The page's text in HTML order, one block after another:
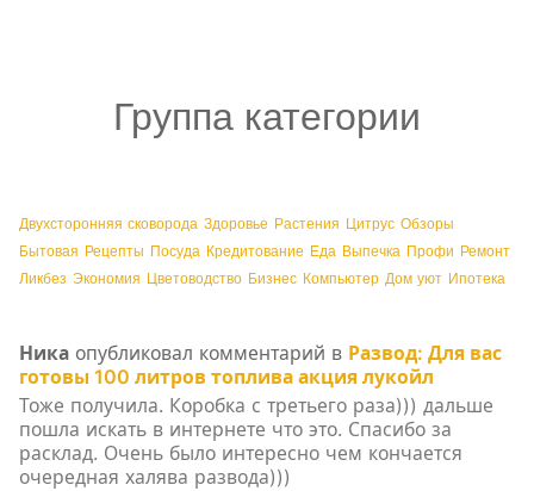
Группа категории
Двухсторонняя сковорода Здоровье Растения Цитрус Обзоры
Бытовая Рецепты Посуда Кредитование Еда Выпечка Профи Ремонт
Ликбез Экономия Цветоводство Бизнес Компьютер Дом уют Ипотека
Ника опубликовал комментарий в Развод: Для вас
готовы 100 литров топлива акция лукойл
Тоже получила. Коробка с третьего раза))) дальше
пошла искать в интернете что это. Спасибо за
расклад. Очень было интересно чем кончается
очередная халява развода)))